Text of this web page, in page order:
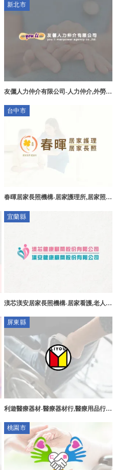
新北市
友儷人力仲介有限公司-人力仲介,外勞申
板橋區人力仲介公司
台中市
春暉居家長照機構-居家護理所,居家照
家照護,西屯區居家照護
宜蘭縣
渼芯渼安居家長照機構-居家看護,老人居
溪居家看護
屏東縣
利遊醫療器材-醫療器材行,醫療用品行,
鄉醫療器材行, 鹽埔鄉醫療用品行
桃園市